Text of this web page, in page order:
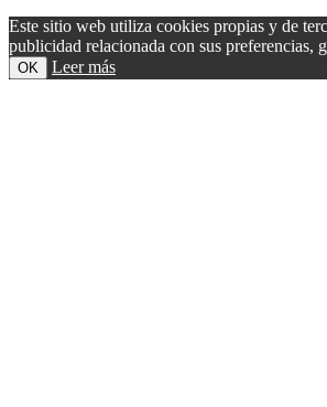
Este sitio web utiliza cookies propias y de
publicidad relacionada con sus preferencias,
OK Leer más